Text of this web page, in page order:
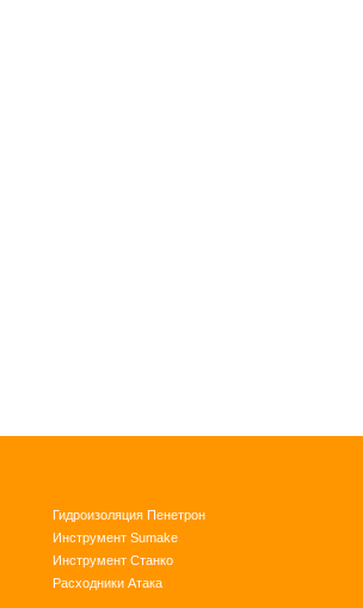
Гидроизоляция Пенетрон
Инструмент Sumake
Инструмент Станко
Расходники Атака